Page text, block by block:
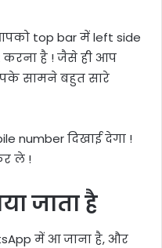
top bar में left side
करना है ! जैसे ही आप
सामने बहुत सारे
number दिखाई देगा !
ले !
जाता है
में आ जाना है, और